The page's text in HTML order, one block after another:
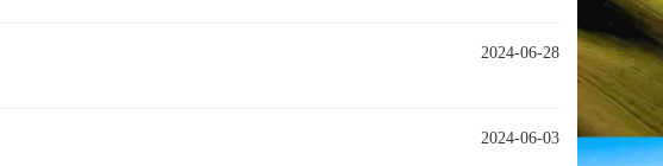
2024-06-28
2024-06-03